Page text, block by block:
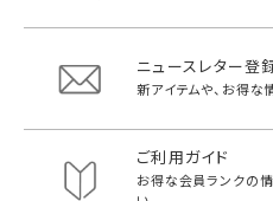
ニュースレター登
新アイテムや、お得な
ご利用ガイド
お得な会員ランクの情